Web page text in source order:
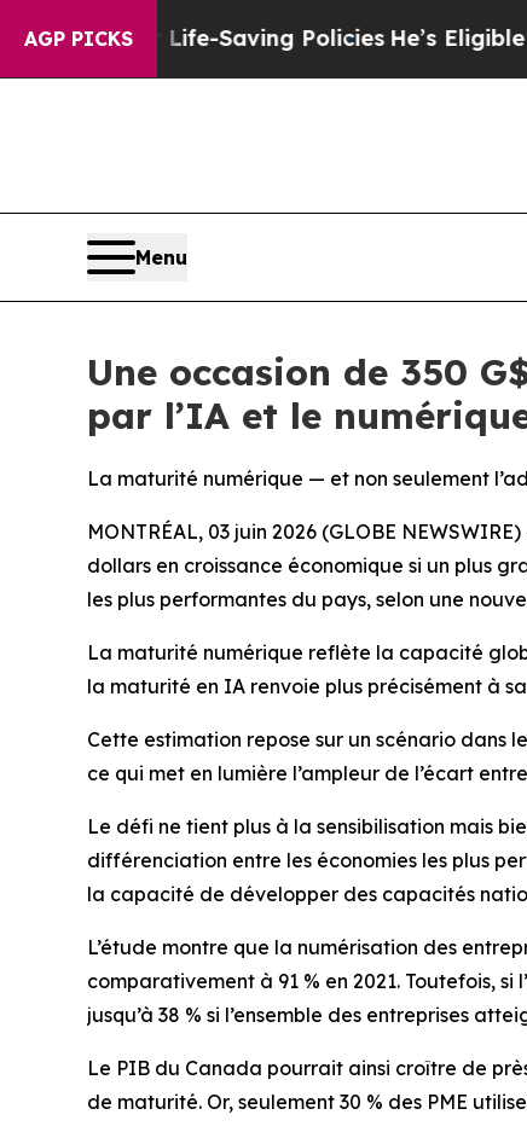
AGP PICKSLife-Saving Policies He’s Eligible for
Menu
Une occasion de 350
par l’IA et le
La maturité numérique — et non seulement
MONTRÉAL, 03 juin 2026 (GLOBE
dollars en croissance économique si un plus
les plus performantes du pays, selon une
La maturité numérique reflète la capacité
la maturité en IA renvoie plus précisément à
Cette estimation repose sur un scénario dans
ce qui met en lumière l’ampleur de l’écart
Le défi ne tient plus à la sensibilisation mais
différenciation entre les économies les plus
la capacité de développer des capacités
L’étude montre que la numérisation des
comparativement à 91 % en 2021. Toutefois,
jusqu’à 38 % si l’ensemble des entreprises
Le PIB du Canada pourrait ainsi croître de
de maturité. Or, seulement 30 % des PME